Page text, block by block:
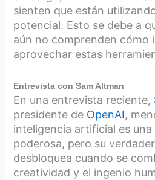
sienten que están
potencial. Esto se debe a
aún no comprenden cómo
aprovechar estas
Entrevista con Sam Altman
En una entrevista reciente,
presidente de OpenAI,
inteligencia artificial es
poderosa, pero su
desbloquea cuando se
creatividad y el ingenio